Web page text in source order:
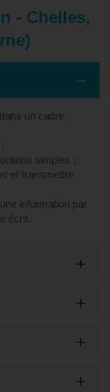
- Chelles,
un cadre
simples ;
et transmettre
information par
écrit.